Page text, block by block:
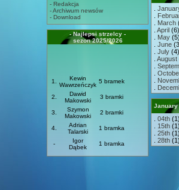
- Redakcja
- Archiwum newsów
- Download
- Najlepsi strzelcy -
sezon 2025/2026
1.
Kewin
Wawrzeńczyk
5 bramek
2.
Dawid
Makowski
3 bramki
3.
Szymon
Makowski
2 bramki
4.
Adrian
Talarski
1 bramka
-
Igor
Dąbek
1 bramka
March
April
May
June
July
August
January
04th (1)
15th (1)
25th (1)
28th (1)